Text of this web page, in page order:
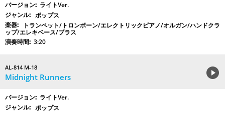
ライトVer.
ポップス
トランペット/トロンボーン/エレクトリックピアノ/オルガン/ハンドクラ
ップ/エレキベース/ブラス
3:20
AL-814 M-18
Midnight Runners
ライトVer.
ポップス